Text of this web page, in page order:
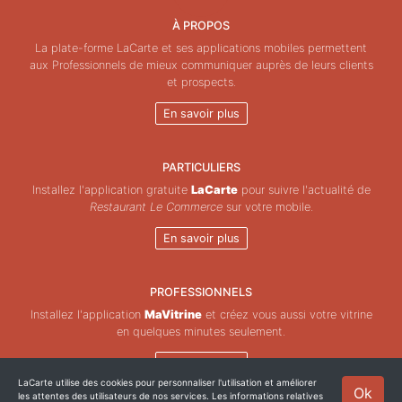
À PROPOS
La plate-forme LaCarte et ses applications mobiles permettent
aux Professionnels de mieux communiquer auprès de leurs clients
et prospects.
En savoir plus
PARTICULIERS
Installez l'application gratuite LaCartepour suivre l'actualité de
Restaurant Le Commercesur votre mobile.
En savoir plus
PROFESSIONNELS
Installez l'application MaVitrineet créez vous aussi votre vitrine
en quelques minutes seulement.
En savoir plus
Ok
LaCarte utilise des cookies pour personnaliser l'utilisation et améliorer
les attentes des utilisateurs de nos services. Les informations relatives